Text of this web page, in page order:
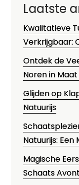
Laatste
Kwalitatieve
Verkrijgbaar:
Ontdek de
Noren in
Glijden op
Natuurijs
Natuurijs: Een
Magische
Schaats